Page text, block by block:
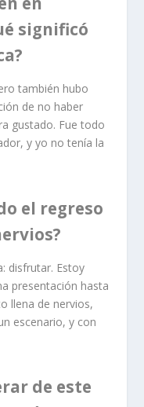
significó
también hubo
de no haber
gustado. Fue todo
y yo no tenía la
el regreso
disfrutar. Estoy
presentación hasta
llena de nervios,
escenario, y con
de este